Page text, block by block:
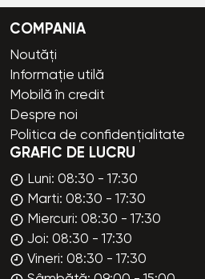
COMPANIA
Noutăți
Informație utilă
Mobilă în credit
Despre noi
Politica de confidențialitate
GRAFIC DE LUCRU
Luni: 08:30 - 17:30
Marti: 08:30 - 17:30
Miercuri: 08:30 - 17:30
Joi: 08:30 - 17:30
Vineri: 08:30 - 17:30